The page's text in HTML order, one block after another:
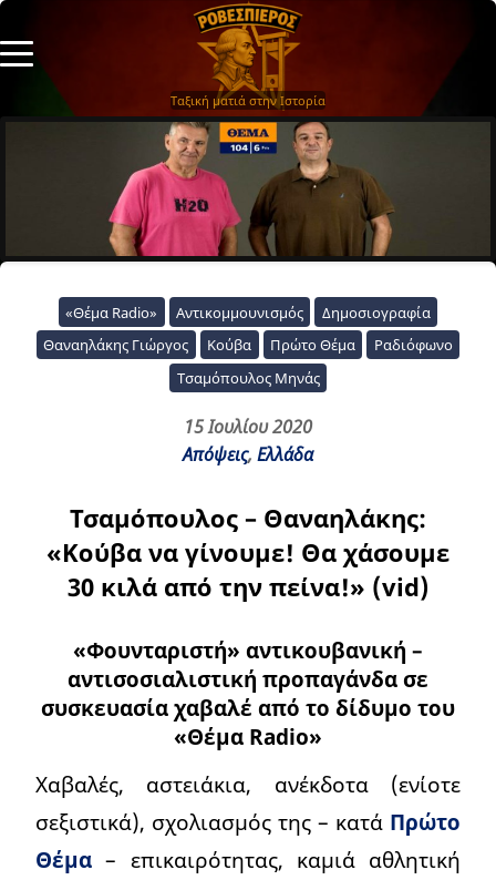
Ταξική ματιά στην Ιστορία
«Θέμα Radio» Αντικομμουνισμός
Δημοσιογραφία
Θαναηλάκης Γιώργος
Κούβα Πρώτο Θέμα
Ραδιόφωνο
Τσαμόπουλος Μηνάς
15 Ιουλίου 2020
Απόψεις, Ελλάδα
Τσαμόπουλος – Θαναηλάκης:
«Κούβα να γίνουμε! Θα χάσουμε
30 κιλά από την πείνα!» (vid)
«Φουνταριστή» αντικουβανική –
αντισοσιαλιστική προπαγάνδα σε
συσκευασία χαβαλέ από το δίδυμο του
«Θέμα Radio»
Χαβαλές, αστειάκια, ανέκδοτα (ενίοτε
σεξιστικά), σχολιασμός της – κατά Πρώτο
Θέμα – επικαιρότητας, καμιά αθλητική